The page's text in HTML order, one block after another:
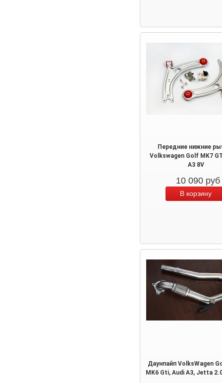
Передние нижние
Volkswagen Golf MK7
A3 8V
10 090 руб
Даунпайп VolksWagen
MK6 Gti, Audi A3, Jetta